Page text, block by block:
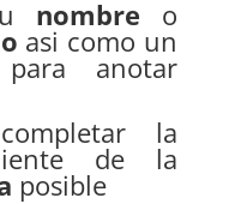
nombre o
asi como un
anotar
la
de la
posible